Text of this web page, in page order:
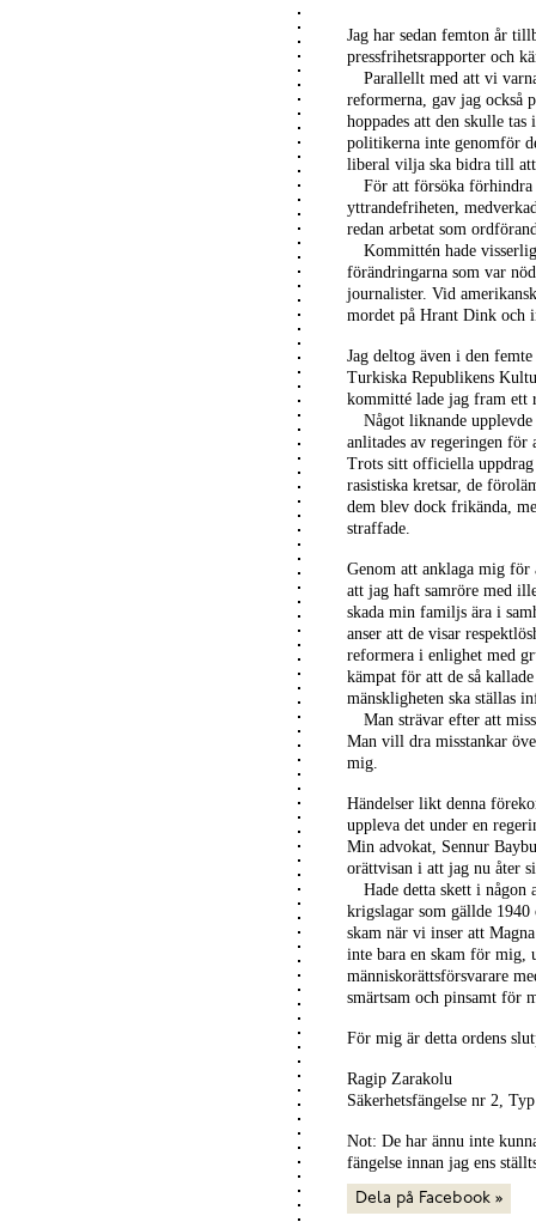
Jag har sedan femton år
pressfrihetsrapporter och
Parallellt med att vi
reformerna, gav jag också
hoppades att den skulle
politikerna inte genomför
liberal vilja ska bidra till att
För att försöka
yttrandefriheten,
redan arbetat som
Kommittén hade
förändringarna som var
journalister. Vid
mordet på Hrant Dink och
Jag deltog även i den
Turkiska Republikens
kommitté lade jag fram ett
Något liknande upplevde
anlitades av regeringen för
Trots sitt officiella
rasistiska kretsar, de
dem blev dock frikända,
straffade.
Genom att anklaga mig
att jag haft samröre med
skada min familjs ära i
anser att de visar
reformera i enlighet med
kämpat för att de så
mänskligheten ska ställas
Man strävar efter att
Man vill dra misstankar
mig.
Händelser likt denna
uppleva det under en
Min advokat, Sennur
orättvisan i att jag nu åter
Hade detta skett i någon
krigslagar som gällde
skam när vi inser att
inte bara en skam för mig,
människorättsförsvarare
smärtsam och pinsamt för
För mig är detta ordens
Ragip Zarakolu
Säkerhetsfängelse nr 2,
Not: De har ännu inte
fängelse innan jag ens
Dela på Facebook »